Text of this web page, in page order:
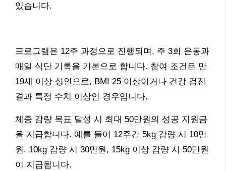
있습니다.
프로그램은 12주 과정으로 진행되며, 주 3회 운동과
매일 식단 기록을 기본으로 합니다. 참여 조건은 만
19세 이상 성인으로, BMI 25 이상이거나 건강 검진
결과 특정 수치 이상인 경우입니다.
체중 감량 목표 달성 시 최대 50만원의 성공 지원금
을 지급합니다. 예를 들어 12주간 5kg 감량 시 10만
원, 10kg 감량 시 30만원, 15kg 이상 감량 시 50만원
이 지급됩니다.